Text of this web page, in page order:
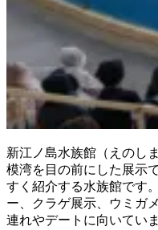
新江ノ島水族館（えのし
模湾を目の前にした展示
すく紹介する水族館です
ー、クラゲ展示、ウミガ
連れやデートに向いていま